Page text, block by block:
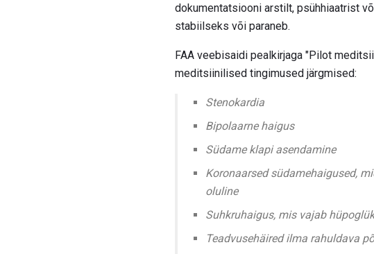
dokumentatsiooni arstilt, psühhiaatrist
stabiilseks või paraneb.
FAA veebisaidi pealkirjaga "Pilot
meditsiinilised tingimused järgmised:
Stenokardia
Bipolaarne haigus
Südame klapi asendamine
Koronaarsed südamehaigused,
oluline
Suhkruhaigus, mis vajab
Teadvusehäired ilma rahuldava